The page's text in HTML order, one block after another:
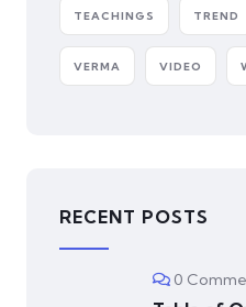
TEACHINGS TREND
VERMA VIDEO
RECENT POSTS
0